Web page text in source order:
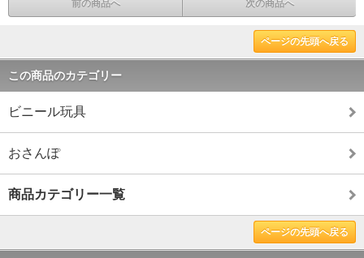
前の商品へ 次の商品へ
ページの先頭へ戻る
この商品のカテゴリー
ビニール玩具
おさんぽ
商品カテゴリー一覧
ページの先頭へ戻る